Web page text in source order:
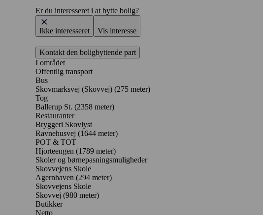
Er du interesseret i at bytte bolig?
Ikke interesseret Vis interesse
Kontakt den boligbyttende part
I området
Offentlig transport
Bus
Skovmarksvej (Skovvej) (275 meter)
Tog
Ballerup St. (2358 meter)
Restauranter
Bryggeri Skovlyst
Ravnehusvej (1644 meter)
POT & TOT
Hjorteengen (1789 meter)
Skoler og børnepasningsmuligheder
Skovvejens Skole
Agernhaven (294 meter)
Skovvejens Skole
Skovvej (980 meter)
Butikker
Netto